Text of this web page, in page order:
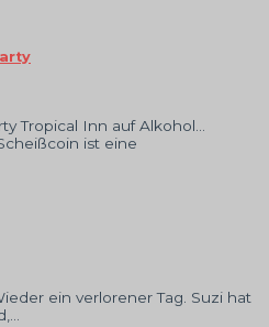
Tropical Inn auf Alkohol…
ist eine
ein verlorener Tag. Suzi hat